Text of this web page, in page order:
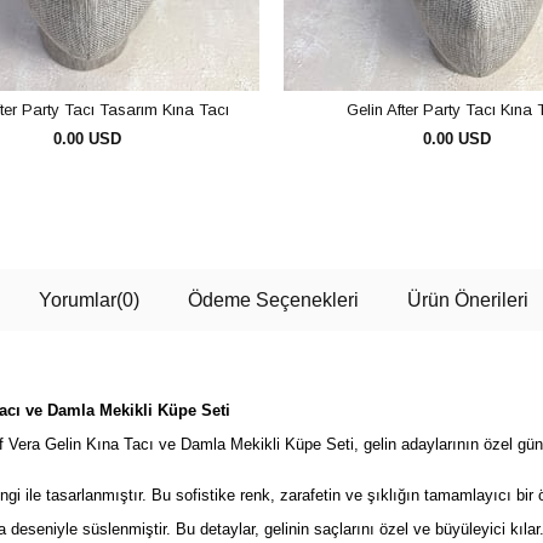
Party Tacı Tasarım Kına Tacı
0.00 USD
Gelin After Party Tacı Kına
0.00 USD
Yorumlar(0) Ödeme Seçenekleri Ürün Önerileri
ve Damla Mekikli Küpe Seti
Gelin Kına Tacı ve Damla Mekikli Küpe Seti, gelin adaylarının özel
ile tasarlanmıştır. Bu sofistike renk, zarafetin ve şıklığın tamamlayıcı bir
süslenmiştir. Bu detaylar, gelinin saçlarını özel ve büyüleyici kılar.